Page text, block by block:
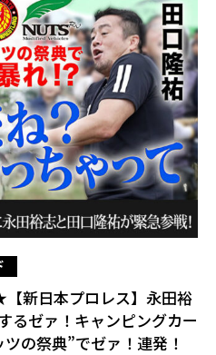
新日本プロレス】永田裕
るゼァ！キャンピングカー
の祭典”でゼァ！連発！